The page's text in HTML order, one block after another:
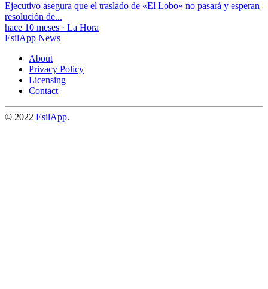
Ejecutivo asegura que el traslado de «El Lobo» no pasará y esperan
resolución de...
hace 10 meses · La Hora
EsilApp News
About
Privacy Policy
Licensing
Contact
© 2022 EsilApp.